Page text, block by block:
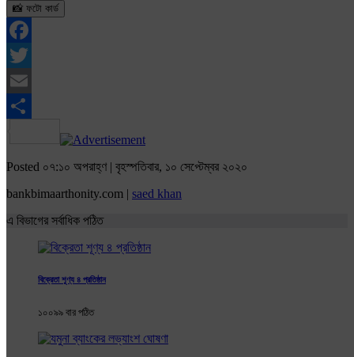
📸 ফটো কার্ড
Facebook
Twitter
Email
Share
Posted ০৭:১০ অপরাহ্ণ | বৃহস্পতিবার, ১০ সেপ্টেম্বর ২০২০
bankbimaarthonity.com | saed khan
এ বিভাগের সর্বাধিক পঠিত
বিক্রেতা শূণ্য ৪ প্রতিষ্ঠান
১০০৯৯ বার পঠিত